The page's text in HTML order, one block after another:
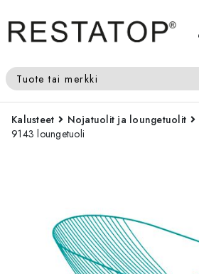
Tuote tai merkki
Kalusteet Nojatuolit ja loungetuolit
9143 loungetuoli